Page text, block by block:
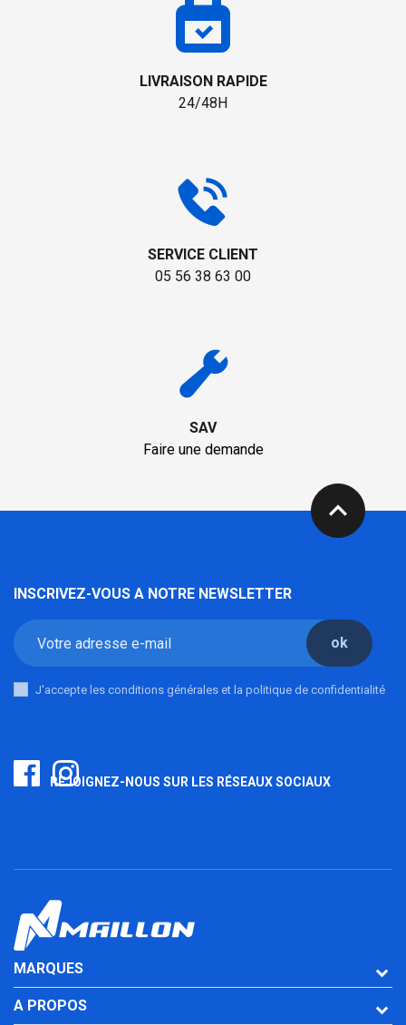
LIVRAISON RAPIDE
24/48H
SERVICE CLIENT
05 56 38 63 00
SAV
Faire une demande
expand_less
INSCRIVEZ-VOUS A NOTRE NEWSLETTER
ok
J'accepte les conditions générales et la politique de confidentialité
REJOIGNEZ-NOUS SUR LES RÉSEAUX SOCIAUX
MARQUES
A PROPOS